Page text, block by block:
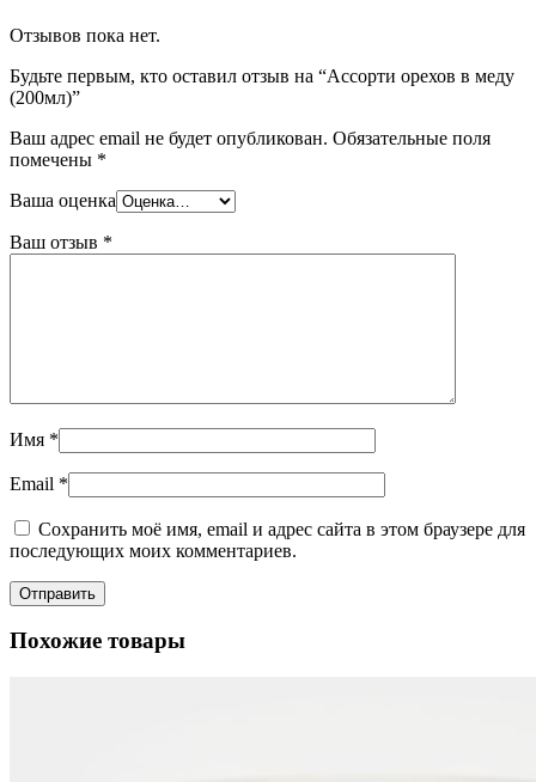
Отзывов пока нет.
Будьте первым, кто оставил отзыв на “Ассорти орехов в меду
(200мл)”
Ваш адрес email не будет опубликован. Обязательные поля
помечены *
Ваша оценка
Ваш отзыв *
Имя *
Email *
Сохранить моё имя, email и адрес сайта в этом браузере для
последующих моих комментариев.
Похожие товары